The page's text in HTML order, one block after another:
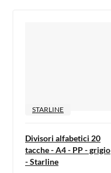
STARLINE
Divisori alfabetici 20
tacche - A4 - PP - grigio
- Starline